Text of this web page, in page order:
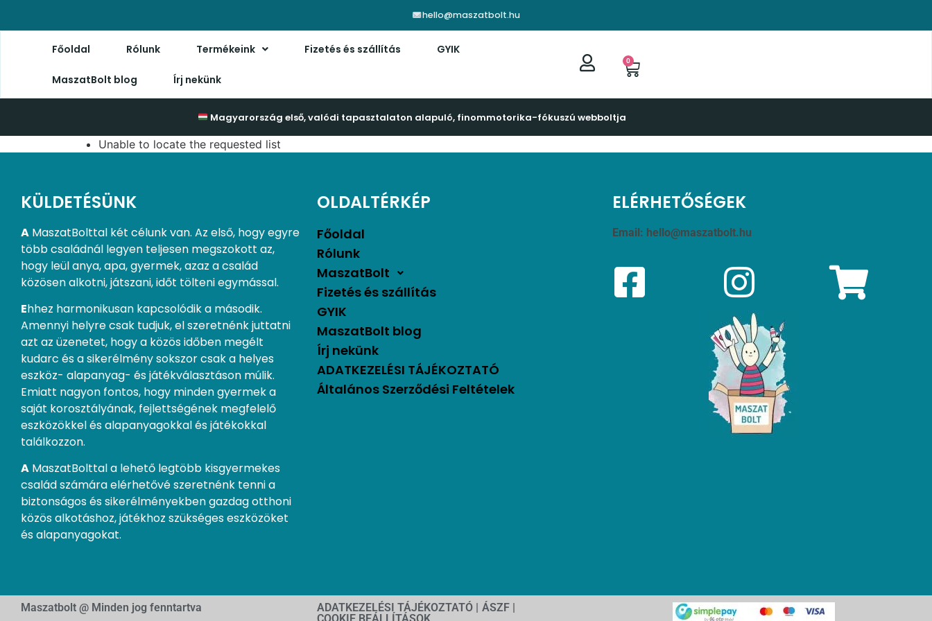
hello@maszatbolt.hu
Főoldal Rólunk Termékeink Fizetés és szállítás GYIK
MaszatBolt blog Írj nekünk
0
Magyarország első, valódi tapasztalaton alapuló, finommotorika-fókuszú webboltja
Unable to locate the requested list
KÜLDETÉSÜNK
A MaszatBolttal két célunk van. Az első, hogy egyre
több családnál legyen teljesen megszokott az,
hogy leül anya, apa, gyermek, azaz a család
közösen alkotni, játszani, időt tölteni egymással.
Ehhez harmonikusan kapcsolódik a második.
Amennyi helyre csak tudjuk, el szeretnénk juttatni
azt az üzenetet, hogy a közös időben megélt
kudarc és a sikerélmény sokszor csak a helyes
eszköz- alapanyag- és játékválasztáson múlik.
Emiatt nagyon fontos, hogy minden gyermek a
saját korosztályának, fejlettségének megfelelő
eszközökkel és alapanyagokkal és játékokkal
találkozzon.
A MaszatBolttal a lehető legtöbb kisgyermekes
család számára elérhetővé szeretnénk tenni a
biztonságos és sikerélményekben gazdag otthoni
közös alkotáshoz, játékhoz szükséges eszközöket
és alapanyagokat.
OLDALTÉRKÉP
Főoldal
Rólunk
MaszatBolt
Fizetés és szállítás
GYIK
MaszatBolt blog
Írj nekünk
ADATKEZELÉSI TÁJÉKOZTATÓ
Általános Szerződési Feltételek
ELÉRHETŐSÉGEK
Email: hello@maszatbolt.hu
Maszatbolt @ Minden jog fenntartva ADATKEZELÉSI TÁJÉKOZTATÓ | ÁSZF |